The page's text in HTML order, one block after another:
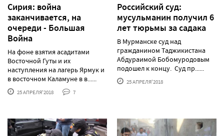
Сирия: война
заканчивается, на
очереди - Большая
Война
На фоне взятия асадитами
Восточной Гуты и их
наступления на лагерь Ярмук и
в восточном Каламуне в в......
25 АПРЕЛЯ'2018 7
Российский суд:
мусульманин получил 6
лет тюрьмы за садака
В Мурманске суд над
гражданином Таджикистана
Абдураимой Бобомуродовым
подошел к концу. Суд пр......
25 АПРЕЛЯ'2018